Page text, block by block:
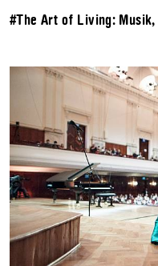
#The Art of Living: Musik,